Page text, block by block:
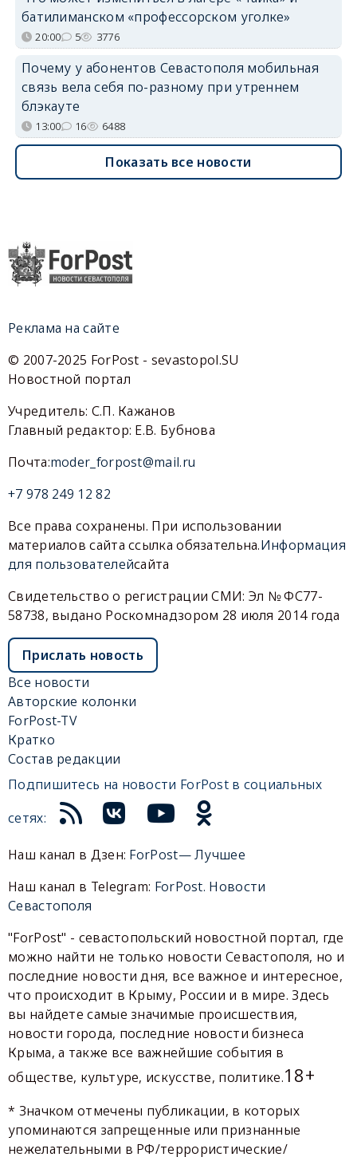
батилиманском «профессорском уголке»
20:00 5 3776
Почему у абонентов Севастополя мобильная
связь вела себя по-разному при утреннем
блэкауте
13:00 16 6488
Показать все новости
Реклама на сайте
© 2007-2025 ForPost - sevastopol.SU
Новостной портал
Учредитель: С.П. Кажанов
Главный редактор: Е.В. Бубнова
Почта:moder_forpost@mail.ru
+7 978 249 12 82
Все права сохранены. При использовании
материалов сайта ссылка обязательна.Информация
для пользователейсайта
Свидетельство о регистрации СМИ: Эл № ФС77-
58738, выдано Роскомнадзором 28 июля 2014 года
Прислать новость
Все новости
Авторские колонки
ForPost-TV
Кратко
Состав редакции
Подпишитесь на новости ForPost в социальных
сетях:
Наш канал в Дзен: ForPost— Лучшее
Наш канал в Telegram: ForPost. Новости
Севастополя
"ForPost" - севастопольский новостной портал, где
можно найти не только новости Севастополя, но и
последние новости дня, все важное и интересное,
что происходит в Крыму, России и в мире. Здесь
вы найдете самые значимые происшествия,
новости города, последние новости бизнеса
Крыма, а также все важнейшие события в
обществе, культуре, искусстве, политике.18+
* Значком отмечены публикации, в которых
упоминаются запрещенные или признанные
нежелательными в РФ/террористические/